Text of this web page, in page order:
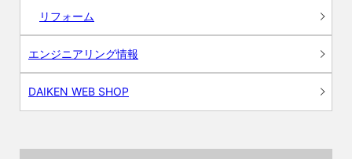
リフォーム
エンジニアリング情報
DAIKEN WEB SHOP